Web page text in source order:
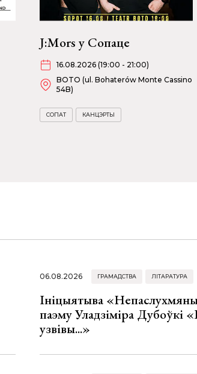
J:Mors у Сопаце
16.08.2026 (19:00 - 21:00)
BOTO (ul. Bohaterów Monte Cassino
54B)
СОПАТ КАНЦЭРТЫ
06.08.2026 ГРАМАДСТВА ЛІТАРАТУРА
Ініцыятыва
паэму Уладзіміра Дубоўкі
узвівы...»